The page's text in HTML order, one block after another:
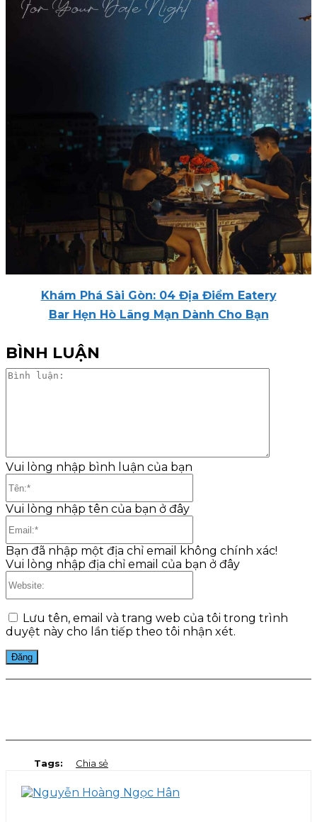
Khám Phá Sài Gòn: 04 Địa Điểm Eatery
Bar Hẹn Hò Lãng Mạn Dành Cho Bạn
BÌNH LUẬN
Vui lòng nhập bình luận của bạn
Vui lòng nhập tên của bạn ở đây
Bạn đã nhập một địa chỉ email không chính xác!
Vui lòng nhập địa chỉ email của bạn ở đây
Lưu tên, email và trang web của tôi trong trình
duyệt này cho lần tiếp theo tôi nhận xét.
Tags: Chia sẻ